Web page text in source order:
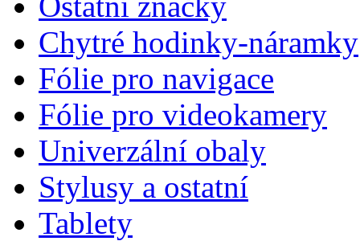
Chytré hodinky-náramky
Fólie pro navigace
Fólie pro videokamery
Univerzální obaly
Stylusy a ostatní
Tablety